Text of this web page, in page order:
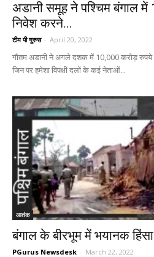
अडानी समूह ने पश्चिम बंगाल
निवेश करने...
टीम पी गुरुस - April 20, 2022
गौतम अडानी ने अगले दशक में 10,000 करोड़ रुपये
जिन पर हमेशा विपक्षी दलों के कई नेताओं...
आतंक
बंगाल के बीरभूम में भयानक
PGurus Newsdesk - March 22, 2022